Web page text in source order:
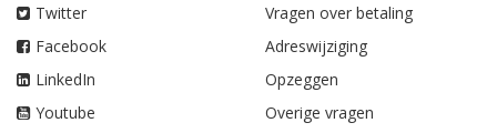
Twitter
Facebook
LinkedIn
Youtube
Vragen over betaling
Adreswijziging
Opzeggen
Overige vragen